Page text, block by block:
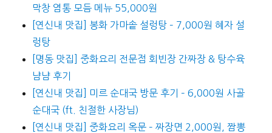
막창 염통 모듬 메뉴 55,000원
[연신내 맛집] 봉화 가마솥 설렁탕 – 7,000원 혜자 설
렁탕
[명동 맛집] 중화요리 전문점 회빈장 간짜장 & 탕수육
냠냠 후기
[연신내 맛집] 미르 순대국 방문 후기 – 6,000원 사골
순대국 (ft. 친절한 사장님)
[연신내 맛집] 중화요리 옥문 – 짜장면 2,000원, 짬뽕